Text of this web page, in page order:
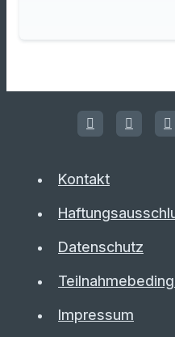
Kontakt
Datenschutz
Impressum